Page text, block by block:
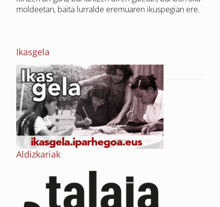
moldeetan, baita lurralde eremuaren ikuspegian ere.
Ikasgela
Aldizkariak